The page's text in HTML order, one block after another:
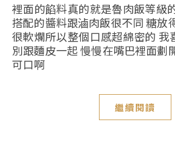
裡面的餡料真的就是魯肉飯等級的軟爛啊 不過當然
搭配的醬料跟滷肉飯很不同 糖放
很軟爛所以整個口感超綿密的 我
別跟麵皮一起 慢慢在嘴巴裡面劃
可口啊
繼續閱讀